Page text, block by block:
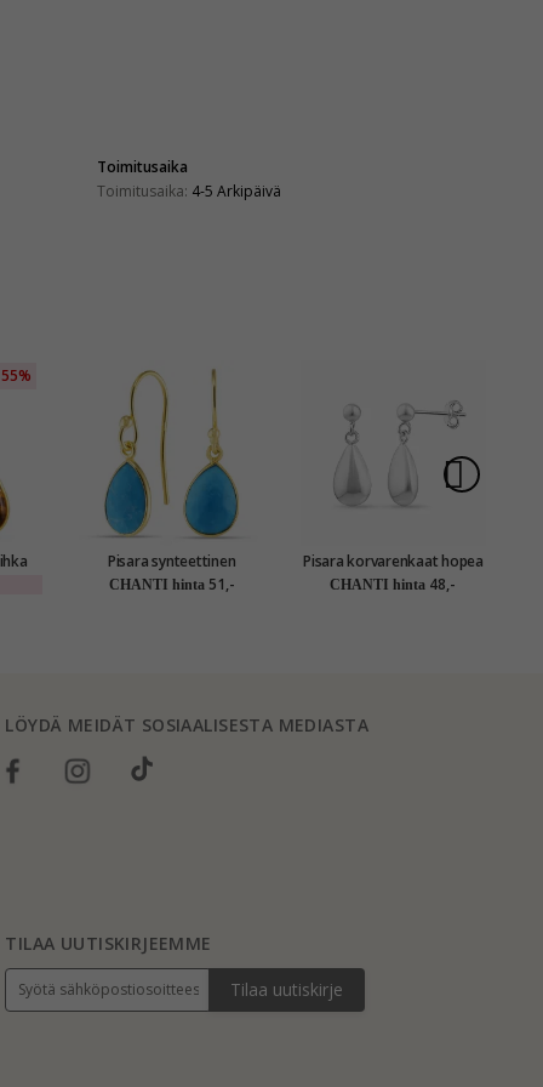
Toimitusaika
Toimitusaika: 4-5 Arkipäivä
55%
Pisara synteettinen
turkoosi korvarenkaat
CHANTI hinta 51,-
Pisara korvarenkaat hopea
CHANTI hinta 48,-
LÖYDÄ MEIDÄT SOSIAALISESTA MEDIASTA
TILAA UUTISKIRJEEMME
Tilaa uutiskirje